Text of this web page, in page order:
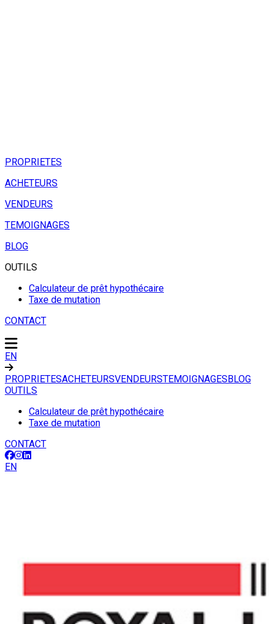
PROPRIETES
ACHETEURS
VENDEURS
TEMOIGNAGES
BLOG
OUTILS
Calculateur de prêt hypothécaire
Taxe de mutation
CONTACT
EN
PROPRIETESACHETEURSVENDEURSTEMOIGNAGESBLOG
OUTILS
Calculateur de prêt hypothécaire
Taxe de mutation
CONTACT
EN